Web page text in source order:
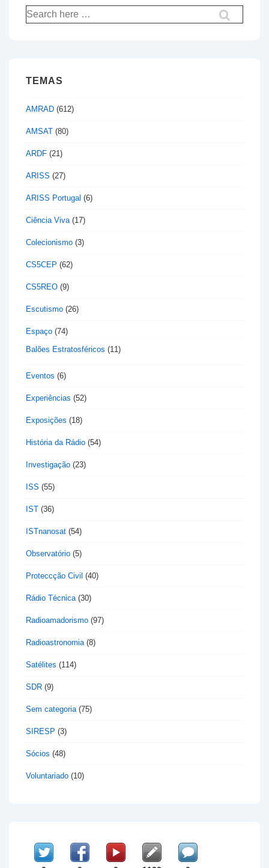
Pesquisar
por:
TEMAS
AMRAD (612)
AMSAT (80)
ARDF (21)
ARISS (27)
ARISS Portugal (6)
Ciência Viva(17)
Colecionismo (3)
CS5CEP (62)
CS5REO (9)
Escutismo (26)
Espaço (74)
Balões Estratosféricos (11)
Eventos (6)
Experiências (52)
Exposições (18)
História da Rádio (54)
Investigação (23)
ISS (55)
IST (36)
ISTnanosat (54)
Observatório (5)
Proteccção Civil (40)
Rádio Técnica(30)
Radioamadorismo (97)
Radioastronomia(8)
Satélites (114)
SDR (9)
Sem categoria(75)
SIRESP (3)
Sócios (48)
Voluntariado (10)